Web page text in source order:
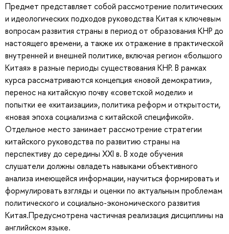
Предмет представляет собой рассмотрение политических
и идеологических подходов руководства Китая к ключевым
вопросам развития страны в период от образования КНР до
настоящего времени, а также их отражение в практической
внутренней и внешней политике, включая регион «большого
Китая» в разные периоды существования КНР. В рамках
курса рассматриваются концепция «новой демократии»,
перенос на китайскую почву «советской модели» и
попытки ее «китаизации», политика реформ и открытости,
«новая эпоха социализма с китайской спецификой».
Отдельное место занимает рассмотрение стратегии
китайского руководства по развитию страны на
перспективу до середины XXI в. В ходе обучения
слушатели должны овладеть навыками объективного
анализа имеющейся информации, научиться формировать и
формулировать взгляды и оценки по актуальным проблемам
политического и социально-экономического развития
Китая.Предусмотрена частичная реализация дисциплины на
английском языке.